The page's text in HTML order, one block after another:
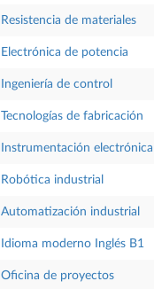
Resistencia de materiales
Electrónica de potencia
Ingeniería de control
Tecnologías de fabricación
Instrumentación electrónica
Robótica industrial
Automatización industrial
Idioma moderno Inglés B1
Oficina de proyectos